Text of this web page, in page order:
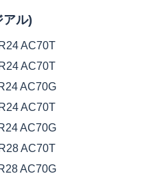
アル)
AC70T
AC70T
AC70G
AC70T
AC70G
AC70T
AC70G